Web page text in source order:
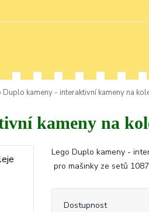
Duplo kameny - interaktivní kameny na
kameny na
Lego Duplo kameny -
pro mašinky ze setů
Dostupnost